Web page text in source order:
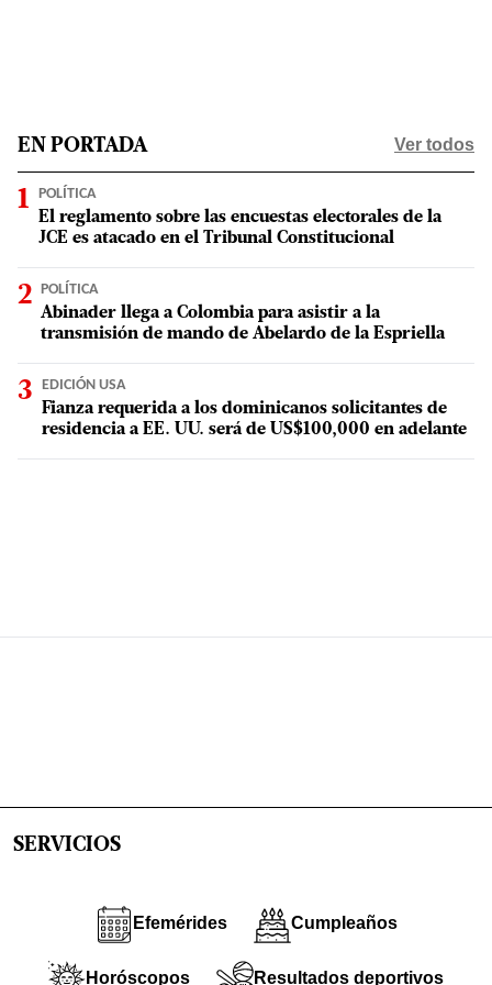
EN PORTADA Ver todos
POLÍTICA
El reglamento sobre las encuestas electorales de la
JCE es atacado en el Tribunal Constitucional
POLÍTICA
Abinader llega a Colombia para asistir a la
transmisión de mando de Abelardo de la Espriella
EDICIÓN USA
Fianza requerida a los dominicanos solicitantes de
residencia a EE. UU. será de US$100,000 en adelante
SERVICIOS
Efemérides Cumpleaños
Horóscopos Resultados deportivos